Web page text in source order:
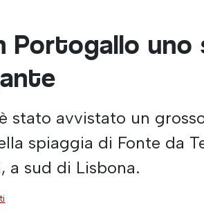
uno
stato avvistato un
spiaggia di Fonte da
a sud di Lisbona.